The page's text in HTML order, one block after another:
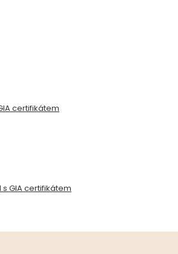
certifikátem
GIA certifikátem